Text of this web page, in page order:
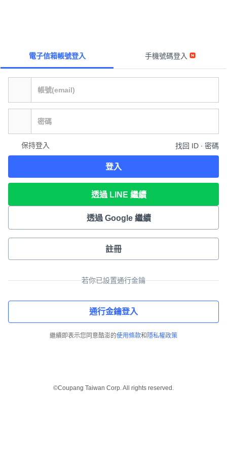
電子信箱帳號登入 手機號碼登入
保持登入 找回 ID ∙ 密碼
登入
透過 LINE 繼續
透過 Google 繼續
註冊
若你已設置通行金鑰
通行金鑰登入
繼續即表示您同意酷澎的使用條款和 隱私權政策
©Coupang Taiwan Corp. All rights reserved.